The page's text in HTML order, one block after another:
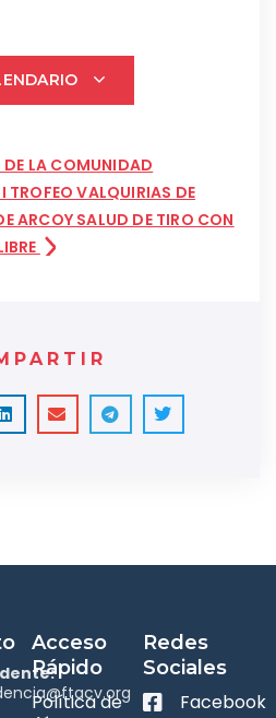
LA COMUNIDAD
TROFEO VALQUIRIAS DE
ARCOY SALUD DE TIRO CON
Acceso
Rápido
Política de
Redes
Sociales
Facebook